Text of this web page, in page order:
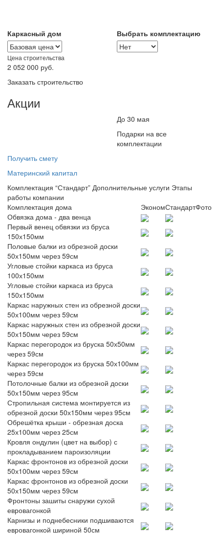
Каркасный дом Выбрать комплектацию
Цена строительства
2 052 000 руб.
Заказать строительство
Акции
До 30 мая
Подарки на все
комплектации
Получить смету
Материнский капитал
Комплектация “Стандарт” Дополнительные услуги Этапы
работы компании
Комплектация дома
ЭкономСтандартФото
Обвязка дома - два венца
Первый венец обвязки из бруса
150х150мм
Половые балки из обрезной доски
50х150мм через 59см
Угловые стойки каркаса из бруса
100х150мм
Угловые стойки каркаса из бруса
150х150мм
Каркас наружных стен из обрезной доски
50х100мм через 59см
Каркас наружных стен из обрезной доски
50х150мм через 59см
Каркас перегородок из бруска 50х50мм
через 59см
Каркас перегородок из бруска 50х100мм
через 59см
Потолочные балки из обрезной доски
50х150мм через 95см
Стропильная система монтируется из
обрезной доски 50х150мм через 95см
Обрешётка крыши - обрезная доска
25х100мм через 25см
Кровля ондулин (цвет на выбор) с
прокладыванием пароизоляции
Каркас фронтонов из обрезной доски
50х100мм через 59см
Каркас фронтонов из обрезной доски
50х150мм через 59см
Фронтоны зашиты снаружи сухой
евровагонкой
Карнизы и поднебесники подшиваются
евровагонкой шириной 50см